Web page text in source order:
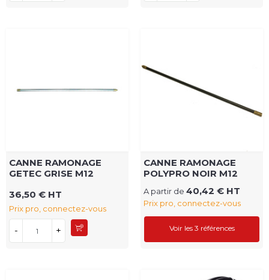
CANNE RAMONAGE
GETEC GRISE M12
36,50 € HT
Prix pro, connectez-vous
- +
CANNE RAMONAGE
POLYPRO NOIR M12
A partir de 40,42 € HT
Prix pro, connectez-vous
Voir les 3 références